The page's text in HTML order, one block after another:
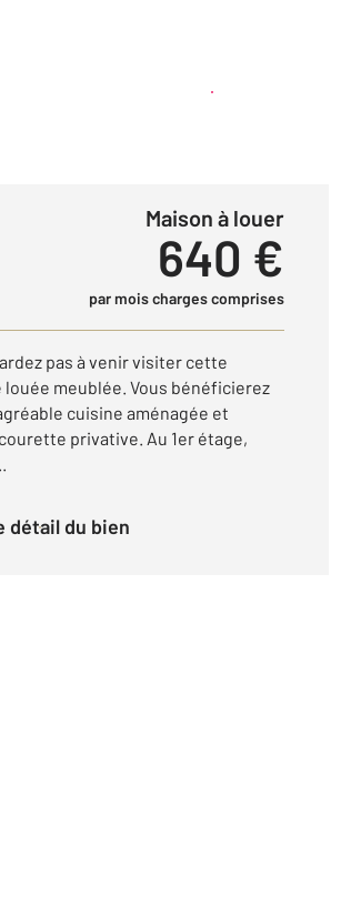
Créer une alerte
Maison à louer
640 €
par mois charges comprises
pas à venir visiter cette
meublée. Vous bénéficierez
cuisine aménagée et
privative. Au 1er étage,
détail du bien